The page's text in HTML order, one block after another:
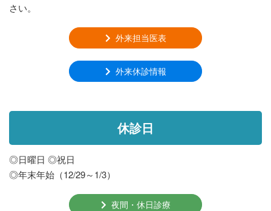
さい。
外来担当医表
外来休診情報
休診日
◎日曜日 ◎祝日
◎年末年始（12/29～1/3）
夜間・休日診療